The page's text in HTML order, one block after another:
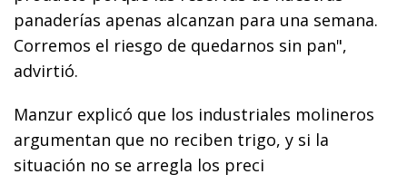
panaderías apenas alcanzan para una semana.
Corremos el riesgo de quedarnos sin pan",
advirtió.
Manzur explicó que los industriales molineros
argumentan que no reciben trigo, y si la
situación no se arregla los preci